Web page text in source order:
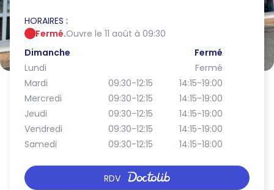
HORAIRES :
Fermé.Ouvre le 11 août à 09:30
Dimanche
Fermé
Lundi
Fermé
Mardi
09:30-12:15
14:15-19:00
Mercredi
09:30-12:15
14:15-19:00
Jeudi
09:30-12:15
14:15-19:00
Vendredi
09:30-12:15
14:15-19:00
Samedi
09:30-12:15 14:15-18:00
RDV